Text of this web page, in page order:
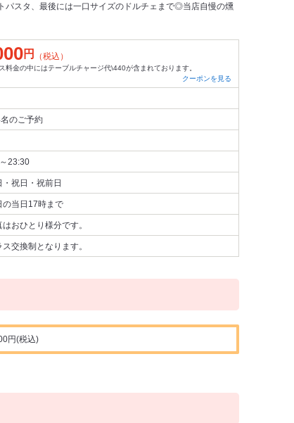
パスタ、最後には一口サイズのドルチェまで◎当店自慢の燻
円 （税込）
料金の中にはテーブルチャージ代\440が含まれております。
クーポンを見る
のご予約
23:30
・祝日・祝前日
の当日17時まで
おひとり様分です。
交換制となります。
円(税込)